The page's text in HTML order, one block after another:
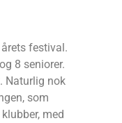
festival.
8 seniorer.
Naturlig nok
som
med